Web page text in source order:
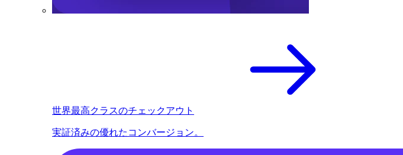
世界最高クラスのチェックアウト
実証済みの優れたコンバージョン。